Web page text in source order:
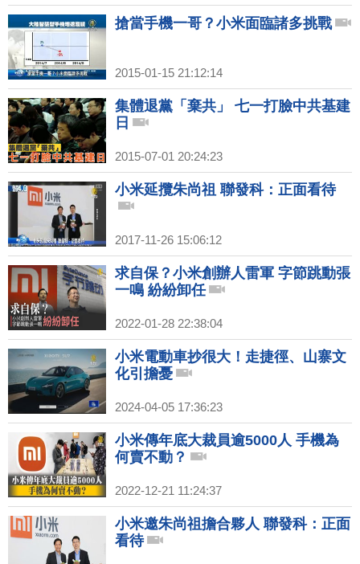
搶當手機一哥？小米面臨諸多挑戰
2015-01-15 21:12:14
集體退黨「棄共」 七一打臉中共基建
日
2015-07-01 20:24:23
小米延攬朱尚祖 聯發科：正面看待
2017-11-26 15:06:12
求自保？小米創辦人雷軍 字節跳動張
一鳴 紛紛卸任
2022-01-28 22:38:04
小米電動車抄很大！走捷徑、山寨文
化引擔憂
2024-04-05 17:36:23
小米傳年底大裁員逾5000人 手機為
何賣不動？
2022-12-21 11:24:37
小米邀朱尚祖擔合夥人 聯發科：正面
看待